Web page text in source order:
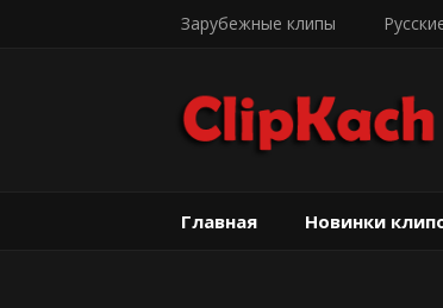
Зарубежные клипы
Главная Новинки